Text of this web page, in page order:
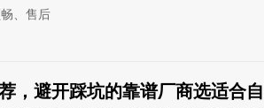
、售后
，避开踩坑的靠谱厂商选适合